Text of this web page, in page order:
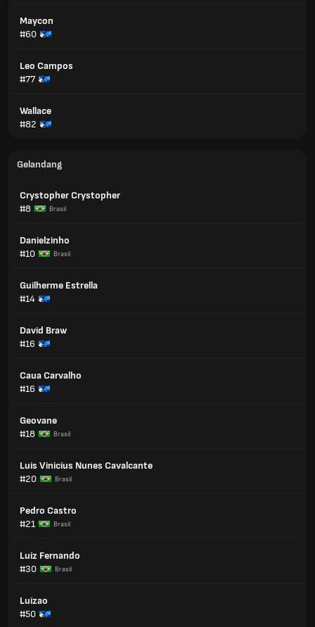
Maycon
#60
Leo Campos
#77
Wallace
#82
Gelandang
Crystopher Crystopher
#8
Brasil
Danielzinho
#10
Brasil
Guilherme Estrella
#14
David Braw
#16
Caua Carvalho
#16
Geovane
#18
Brasil
Luis Vinicius Nunes Cavalcante
#20
Brasil
Pedro Castro
#21
Brasil
Luiz Fernando
#30
Brasil
Luizao
#50